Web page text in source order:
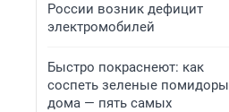
России возник дефицит
электромобилей
Быстро покраснеют: как
соспеть зеленые помидоры
дома — пять самых